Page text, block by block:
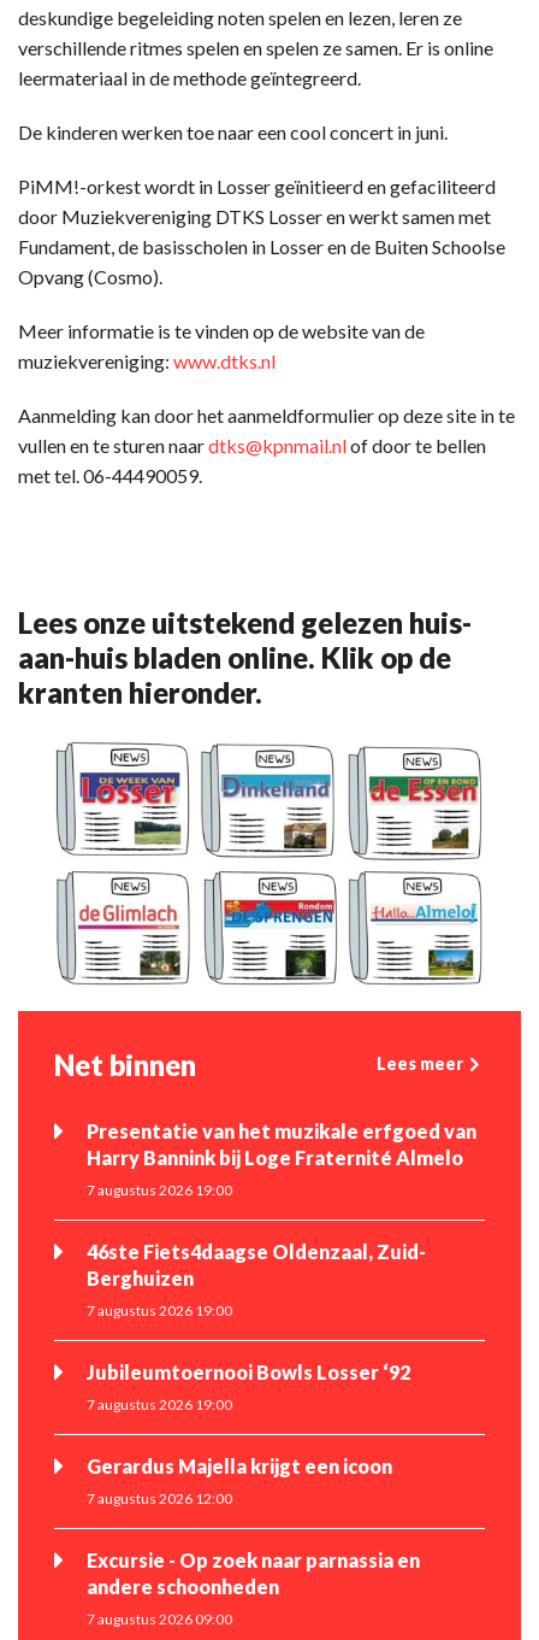
deskundige begeleiding noten spelen en lezen, leren ze
verschillende ritmes spelen en spelen ze samen. Er is online
leermateriaal in de methode geïntegreerd.
De kinderen werken toe naar een cool concert in juni.
PiMM!-orkest wordt in Losser geïnitieerd en gefaciliteerd
door Muziekvereniging DTKS Losser en werkt samen met
Fundament, de basisscholen in Losser en de Buiten Schoolse
Opvang (Cosmo).
Meer informatie is te vinden op de website van de
muziekvereniging: www.dtks.nl
Aanmelding kan door het aanmeldformulier op deze site in te
vullen en te sturen naardtks@kpnmail.nlof door te bellen
met tel. 06-44490059.
Lees onze uitstekend gelezen huis-
aan-huis bladen online. Klik op de
kranten hieronder.
Net binnen Lees meer
Presentatie van het muzikale erfgoed van
Harry Bannink bij Loge Fraternité Almelo
7 augustus 2026 19:00
46ste Fiets4daagse Oldenzaal, Zuid-
Berghuizen
7 augustus 2026 19:00
Jubileumtoernooi Bowls Losser ‘92
7 augustus 2026 19:00
Gerardus Majella krijgt een icoon
7 augustus 2026 12:00
Excursie - Op zoek naar parnassia en
andere schoonheden
7 augustus 2026 09:00